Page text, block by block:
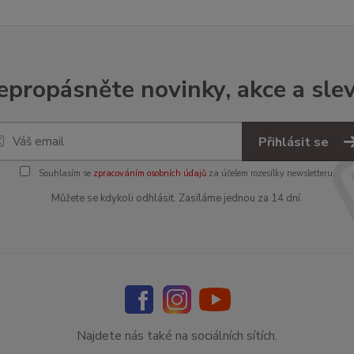
novinky, akce a
Přihlásit se
Souhlasím se zpracováním osobních údajůza účelem rozesílky newsletteru.
Můžete se kdykoli odhlásit. Zasíláme jednou za 14 dní.
Najdete nás také na sociálních sítích.